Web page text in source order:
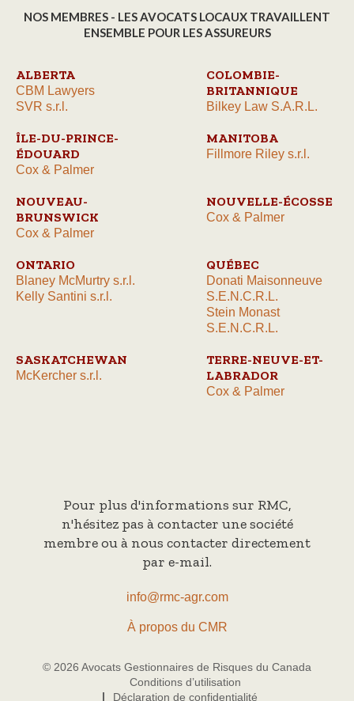
NOS MEMBRES - LES AVOCATS LOCAUX TRAVAILLENT
ENSEMBLE POUR LES ASSUREURS
ALBERTA
CBM Lawyers
SVR s.r.l.
COLOMBIE-
BRITANNIQUE
Bilkey Law S.A.R.L.
ÎLE-DU-PRINCE-
ÉDOUARD
Cox & Palmer
MANITOBA
Fillmore Riley s.r.l.
NOUVEAU-
BRUNSWICK
Cox & Palmer
NOUVELLE-ÉCOSSE
Cox & Palmer
ONTARIO
Blaney McMurtry s.r.l.
Kelly Santini s.r.l.
QUÉBEC
Donati Maisonneuve
S.E.N.C.R.L.
Stein Monast
S.E.N.C.R.L.
SASKATCHEWAN
McKercher s.r.l.
TERRE-NEUVE-ET-
LABRADOR
Cox & Palmer
Pour plus d'informations sur RMC,
n'hésitez pas à contacter une société
membre ou à nous contacter directement
par e-mail.
info@rmc-agr.com
À propos du CMR
© 2026 Avocats Gestionnaires de Risques du Canada
Conditions d’utilisation
Déclaration de confidentialité